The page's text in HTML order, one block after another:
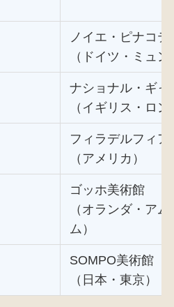
ノイエ・ピナコテ
（ドイツ・ミュ
ナショナル・ギャ
（イギリス・ロ
フィラデルフィア
（アメリカ）
ゴッホ美術館
（オランダ・ア
ム）
SOMPO美術館
（日本・東京）